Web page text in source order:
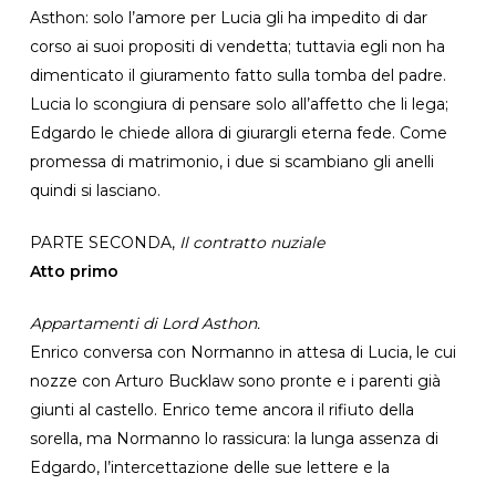
Asthon: solo l’amore per Lucia gli ha impedito di dar
corso ai suoi propositi di vendetta; tuttavia egli non ha
dimenticato il giuramento fatto sulla tomba del padre.
Lucia lo scongiura di pensare solo all’affetto che li lega;
Edgardo le chiede allora di giurargli eterna fede. Come
promessa di matrimonio, i due si scambiano gli anelli
quindi si lasciano.
PARTE SECONDA, Il contratto nuziale
Atto primo
Appartamenti di Lord Asthon.
Enrico conversa con Normanno in attesa di Lucia, le cui
nozze con Arturo Bucklaw sono pronte e i parenti già
giunti al castello. Enrico teme ancora il rifiuto della
sorella, ma Normanno lo rassicura: la lunga assenza di
Edgardo, l’intercettazione delle sue lettere e la